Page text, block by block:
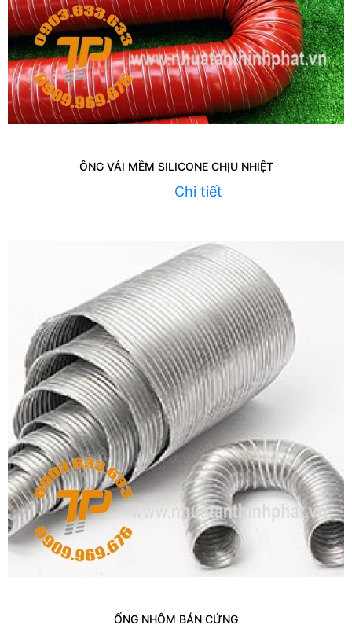
ÔNG VẢI MỀM SILICONE CHỊU NHIỆT
Chi tiết
ỐNG NHÔM BÁN CỨNG